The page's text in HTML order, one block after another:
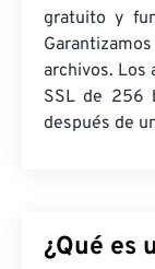
gratuito y
archivos. Los
SSL de 256
después de
¿Qué es